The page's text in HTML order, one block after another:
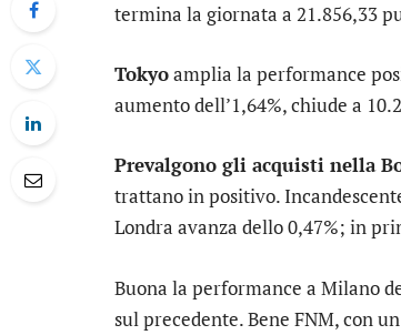
termina la giornata a 21.856,33
Tokyoamplia la performance
aumento dell’1,64%, chiude a
Prevalgono gli acquisti nella
trattano in positivo.
Londra avanza dello 0,47%; in
Buona la performance a Milano
sul precedente. Bene FNM, con